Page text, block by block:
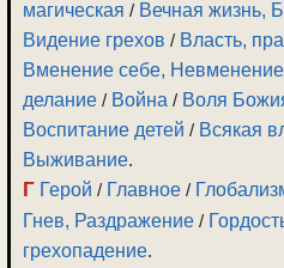
магическая / Вечная жизнь,
Видение грехов / Власть,
Вменение себе, Невменение
делание / Война / Воля
Воспитание детей / Всякая
Выживание.
Г Герой / Главное /
Гнев, Раздражение /
грехопадение.